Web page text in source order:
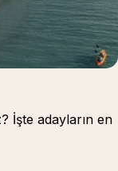
İşte adayların en